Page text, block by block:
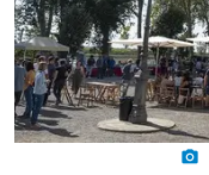
photo_camera